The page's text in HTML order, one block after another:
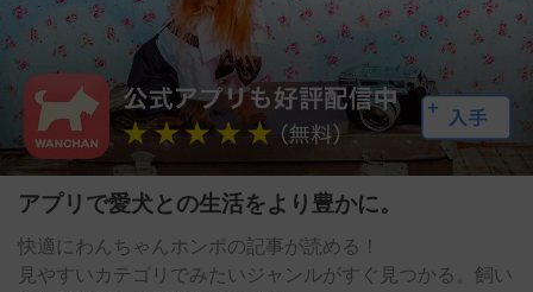
アプリで愛犬との生活をより豊かに。
快適にわんちゃんホンポの記事が読める！
見やすいカテゴリでみたいジャンルがすぐ見つかる。飼い